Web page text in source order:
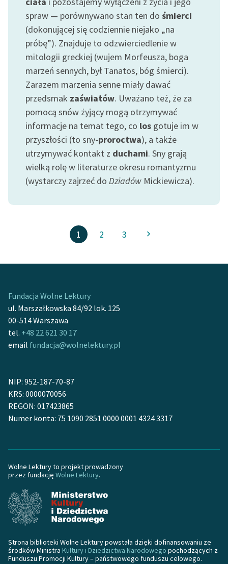
spraw — porównywano stan ten do śmierci
(dokonującej się codziennie niejako „na
próbę”). Znajduje to odzwierciedlenie w
mitologii greckiej (wujem Morfeusza, boga
marzeń sennych, był Tanatos, bóg śmierci).
Zarazem marzenia senne miały dawać
przedsmak zaświatów. Uważano też, że za
pomocą snów żyjący mogą otrzymywać
informacje na temat tego, co los gotuje im w
przyszłości (to sny-proroctwa), a także
utrzymywać kontakt z duchami. Sny grają
wielką rolę w literaturze okresu romantyzmu
(wystarczy zajrzeć do Dziadów Mickiewicza).
1 2 3
Fundacja Wolne Lektury
ul. Marszałkowska 84/92 lok. 125
00-514 Warszawa
tel. +48 22 621 30 17
email fundacja@wolnelektury.pl
NIP: 952-187-70-87
KRS: 0000070056
REGON: 017423865
Numer konta: 75 1090 2851 0000 0001 4324 3317
Wolne Lektury to projekt prowadzony
przez fundację Wolne Lektury.
Strona biblioteki Wolne Lektury powstała dzięki dofinansowaniu ze
środków Ministra Kultury i Dziedzictwa Narodowego pochodzących z
Funduszu Promocji Kultury – państwowego funduszu celowego.